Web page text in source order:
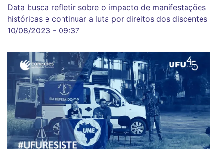
Data busca refletir sobre o impacto de manifestações
históricas e continuar a luta por direitos dos discentes
10/08/2023 - 09:37